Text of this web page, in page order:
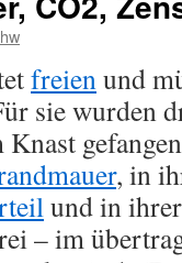
freienund
sie wurden
, in
und in
– im